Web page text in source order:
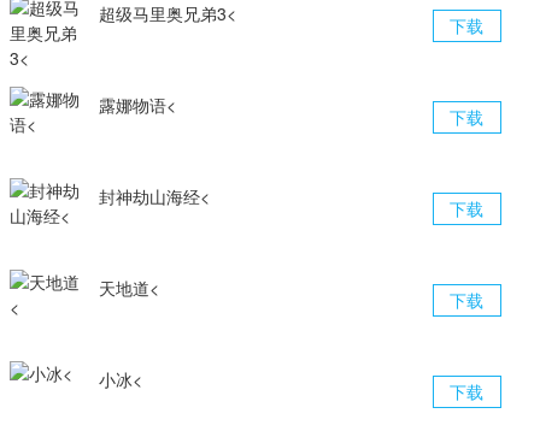
下载
超级马里奥兄弟3<
下载
露娜物语<
下载
封神劫山海经<
下载
天地道<
下载
小冰<